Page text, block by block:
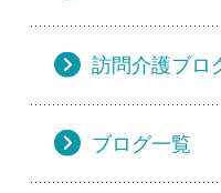
訪問介護ブロ
ブログ一覧